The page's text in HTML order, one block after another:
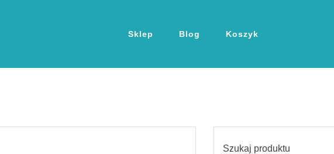
Sklep Blog Koszyk
Szukaj produktu